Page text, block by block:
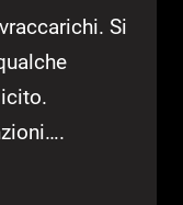
Si